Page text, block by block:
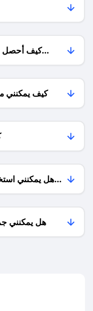
كيف أحصل
كيف يمكنني
هل يمكنني
هل يمكنني